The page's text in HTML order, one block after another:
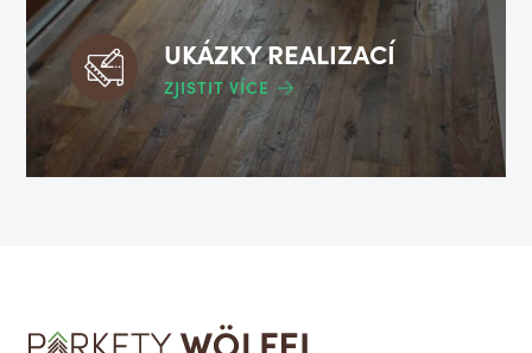
UKÁZKY REALIZACÍ
ZJISTIT VÍCE